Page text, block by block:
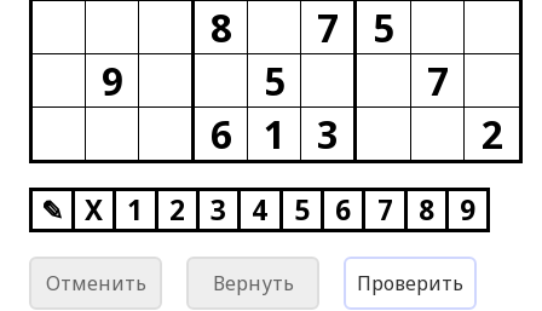
8
7
5
9
5
7
6
1 3 2
✎ X 1 2 3 4 5 6 7 8 9
Отменить Вернуть Проверить